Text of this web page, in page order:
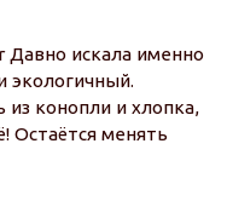
Давно искала именно
экологичный.
конопли и хлопка,
Остаётся менять